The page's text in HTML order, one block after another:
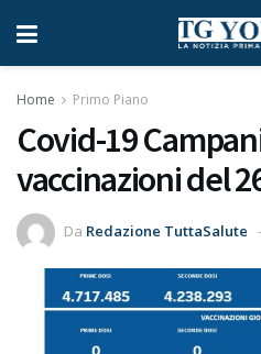
Home Primo Piano
Covid-19
vaccinazioni del
Da Redazione TuttaSalute